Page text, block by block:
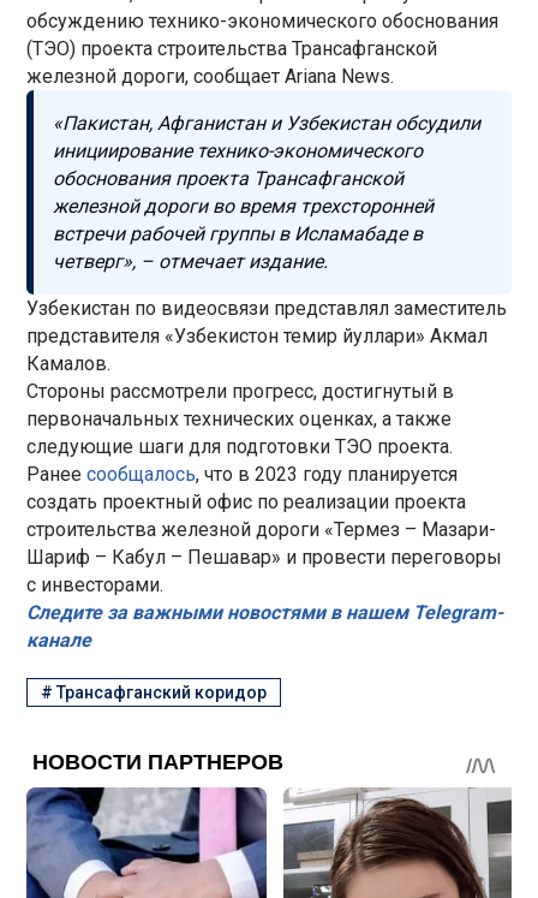
обсуждению технико-экономического обоснования
(ТЭО) проекта строительства Трансафганской
железной дороги, сообщает Ariana News.
«Пакистан, Афганистан и Узбекистан обсудили
инициирование технико-экономического
обоснования проекта Трансафганской
железной дороги во время трехсторонней
встречи рабочей группы в Исламабаде в
четверг», – отмечает издание.
Узбекистан по видеосвязи представлял заместитель
представителя «Узбекистон темир йуллари» Акмал
Камалов.
Стороны рассмотрели прогресс, достигнутый в
первоначальных технических оценках, а также
следующие шаги для подготовки ТЭО проекта.
Ранеесообщалось, что в 2023 году планируется
создать проектный офис по реализации проекта
строительства железной дороги «Термез – Мазари-
Шариф – Кабул – Пешавар» и провести переговоры
с инвесторами.
Следите за важными новостями в нашем Telegram-
канале
#Трансафганский коридор